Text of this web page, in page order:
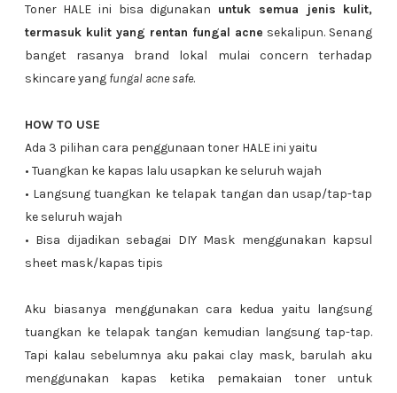
Toner HALE ini bisa digunakan untuk semua jenis kulit,
termasuk kulit yang rentan fungal acne sekalipun. Senang
banget rasanya brand lokal mulai concern terhadap
skincare yang fungal acne safe.
HOW TO USE
Ada 3 pilihan cara penggunaan toner HALE ini yaitu
• Tuangkan ke kapas lalu usapkan ke seluruh wajah
• Langsung tuangkan ke telapak tangan dan usap/tap-tap
ke seluruh wajah
• Bisa dijadikan sebagai DIY Mask menggunakan kapsul
sheet mask/kapas tipis
Aku biasanya menggunakan cara kedua yaitu langsung
tuangkan ke telapak tangan kemudian langsung tap-tap.
Tapi kalau sebelumnya aku pakai clay mask, barulah aku
menggunakan kapas ketika pemakaian toner untuk